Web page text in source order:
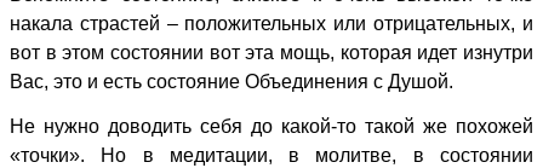
накала страстей – положительных или отрицательных, и
вот в этом состоянии вот эта мощь, которая идет изнутри
Вас, это и есть состояние Объединения с Душой.
Не нужно доводить себя до какой-то такой же похожей
«точки». Но в медитации, в молитве, в состоянии